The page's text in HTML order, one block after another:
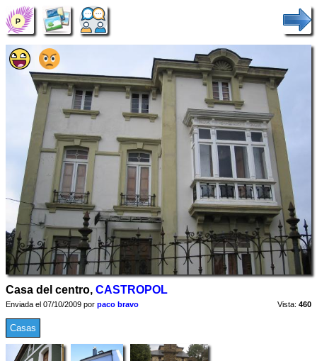
Casa del centro, CASTROPOL
Enviada el 07/10/2009 por paco bravo Vista: 460
Casas